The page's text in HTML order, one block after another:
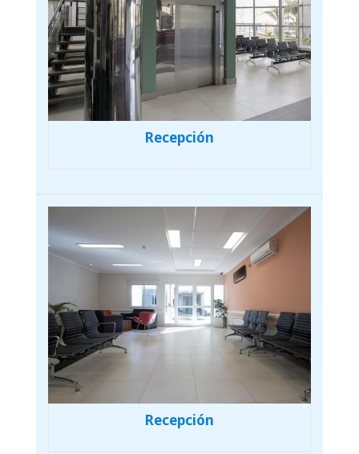
Recepción
Recepción